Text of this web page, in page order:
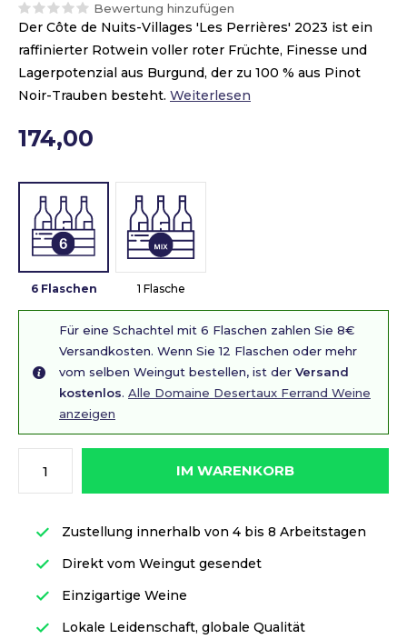
Bewertung hinzufügen
Der Côte de Nuits-Villages 'Les Perrières' 2023 ist ein
raffinierter Rotwein voller roter Früchte, Finesse und
Lagerpotenzial aus Burgund, der zu 100 % aus Pinot
Noir-Trauben besteht. Weiterlesen
174,00
6 Flaschen 1 Flasche
Für eine Schachtel mit 6 Flaschen zahlen Sie 8€
Versandkosten. Wenn Sie 12 Flaschen oder mehr
vom selben Weingut bestellen, ist der Versand
kostenlos. Alle Domaine Desertaux Ferrand Weine
anzeigen
IM WARENKORB
Zustellung innerhalb von 4 bis 8 Arbeitstagen
Direkt vom Weingut gesendet
Einzigartige Weine
Lokale Leidenschaft, globale Qualität